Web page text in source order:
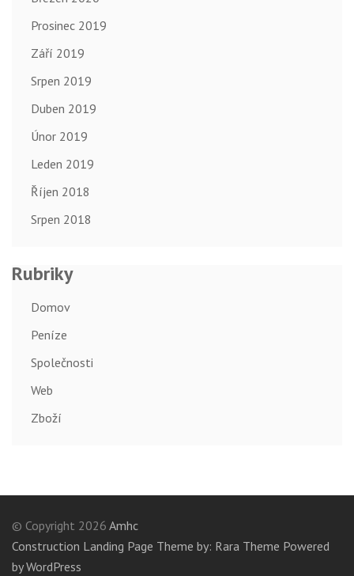
Prosinec 2019
Září 2019
Srpen 2019
Duben 2019
Únor 2019
Leden 2019
Říjen 2018
Srpen 2018
Rubriky
Domov
Peníze
Společnosti
Web
Zboží
© Copyright 2026 Amhc
Construction Landing Page Theme by: Rara Theme Powered
by WordPress